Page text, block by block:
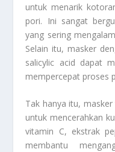
untuk menarik
pori. Ini sangat
yang sering
Selain itu, masker
salicylic acid dapat
mempercepat proses
Tak hanya itu,
untuk mencerahkan
vitamin C, ekstrak
membantu